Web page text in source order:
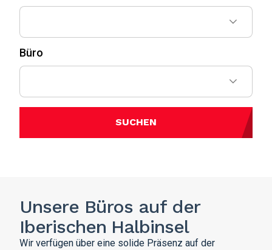
Büro
SUCHEN
Unsere Büros auf der
Iberischen Halbinsel
Wir verfügen über eine solide Präsenz auf der